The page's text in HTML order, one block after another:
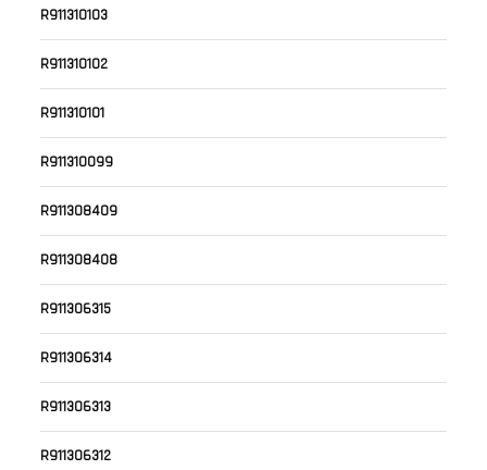
R911310103
R911310102
R911310101
R911310099
R911308409
R911308408
R911306315
R911306314
R911306313
R911306312